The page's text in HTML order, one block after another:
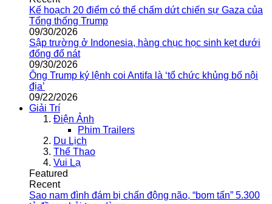
Kế hoạch 20 điểm có thể chấm dứt chiến sự Gaza của
Tổng thống Trump
09/30/2026
Sập trường ở Indonesia, hàng chục học sinh kẹt dưới
đống đổ nát
09/30/2026
Ông Trump ký lệnh coi Antifa là ‘tổ chức khủng bố nội
địa’
09/22/2026
Giải Trí
Điện Ảnh
Phim Trailers
Du Lịch
Thể Thao
Vui Lạ
Featured
Recent
Sao nam đình đám bị chấn động não, “bom tấn” 5.300